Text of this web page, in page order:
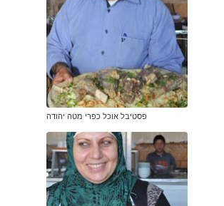
פסטיבל אוכל כפרי מטה יהודה